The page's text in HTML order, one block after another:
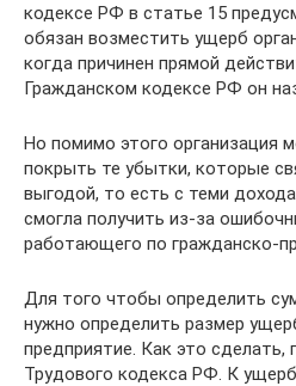
кодексе РФ в статье 15
обязан возместить ущерб
когда причинен прямой
Гражданском кодексе РФ он
Но помимо этого организация
покрыть те убытки, которые
выгодой, то есть с теми
смогла получить из-за
работающего по гражданско-
Для того чтобы определить
нужно определить размер
предприятие. Как это сделать,
Трудового кодекса РФ. К